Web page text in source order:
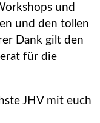
und
und den tollen
Dank gilt den
für die
JHV mit euch